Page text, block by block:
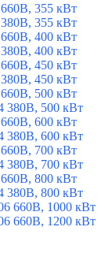
355 кВт
355 кВт
400 кВт
400 кВт
450 кВт
450 кВт
500 кВт
380В, 500 кВт
600 кВт
380В, 600 кВт
700 кВт
380В, 700 кВт
800 кВт
380В, 800 кВт
660В, 1000 кВт
660В, 1200 кВт